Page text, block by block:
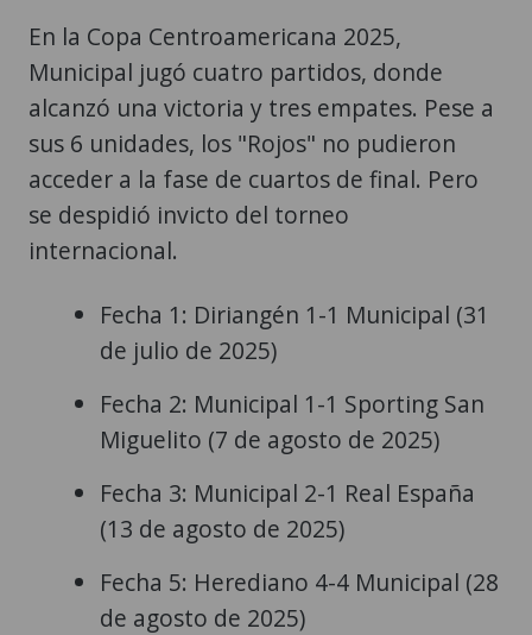
En la Copa Centroamericana 2025,
Municipal jugó cuatro partidos, donde
alcanzó una victoria y tres empates. Pese a
sus 6 unidades, los "Rojos" no pudieron
acceder a la fase de cuartos de final. Pero
se despidió invicto del torneo
internacional.
Fecha 1: Diriangén 1-1 Municipal (31
de julio de 2025)
Fecha 2: Municipal 1-1 Sporting San
Miguelito (7 de agosto de 2025)
Fecha 3: Municipal 2-1 Real España
(13 de agosto de 2025)
Fecha 5: Herediano 4-4 Municipal (28
de agosto de 2025)